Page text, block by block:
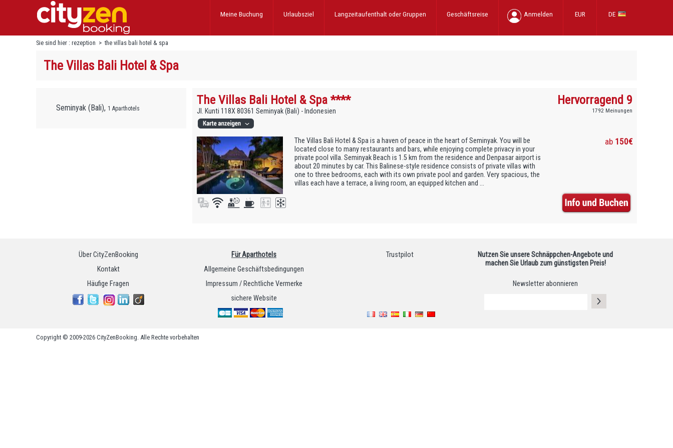
DE
EUR
Anmelden
Geschäftsreise
Langzeitaufenthalt oder Gruppen
Urlaubsziel
Meine Buchung
Sie sind hier : rezeption >the villas bali hotel & spa
The Villas Bali Hotel & Spa
Seminyak (Bali), 1 Aparthotels
The Villas Bali Hotel & Spa ****
Jl. Kunti 118X 80361 Seminyak (Bali) - Indonesien
Hervorragend 9
1792 Meinungen
The Villas Bali Hotel & Spa is a haven of peace in the heart of Seminyak. You will be
located close to many restaurants and bars, while enjoying complete privacy in your
private pool villa. Seminyak Beach is 1.5 km from the residence and Denpasar airport is
about 20 minutes by car. This Balinese-style residence consists of private villas with
one to three bedrooms, each with its own private pool and garden. Very spacious, the
villas each have a terrace, a living room, an equipped kitchen and ...
ab 150€
Über CityZenBooking
Kontakt
Häufige Fragen
Für Aparthotels
Allgemeine Geschäftsbedingungen
Impressum / Rechtliche Vermerke
sichere Website
Trustpilot
Nutzen Sie unsere Schnäppchen-Angebote und
machen Sie Urlaub zum günstigsten Preis!
Newsletter abonnieren
Copyright © 2009-2026 CityZenBooking. Alle Rechte vorbehalten